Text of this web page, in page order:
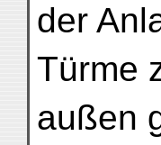
der
Türme
außen